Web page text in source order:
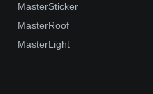
MasterSticker
MasterRoof
MasterLight